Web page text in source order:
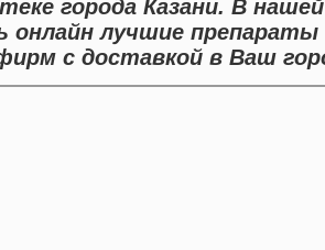
города Казани. В
онлайн лучшие
с доставкой в Ваш